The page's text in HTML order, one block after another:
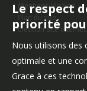
Mentions légales
Plan du site
Création site internet
Le respect
priorité
Nous utilisons des
optimale et une
Grace à ces